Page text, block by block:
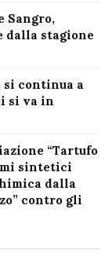
Sangro,
dalla stagione
si continua a
si va in
“Tartufo
sintetici
dalla
contro gli